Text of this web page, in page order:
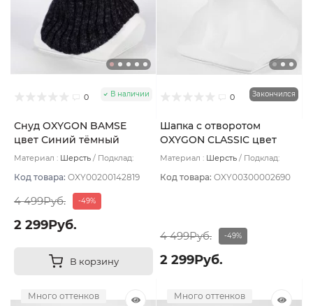
0 В наличии
Снуд OXYGON BAMSE
цвет Синий тёмный
Материал : Шерсть
Подклад:
Код товара: OXY00200142819
4 499Руб. -49%
2 299Руб.
В корзину
0 Закончился
Шапка с отворотом
OXYGON CLASSIC цвет
Серый
Материал : Шерсть
Подклад:
Код товара: OXY00300002690
4 499Руб. -49%
2 299Руб.
Много оттенков Много оттенков